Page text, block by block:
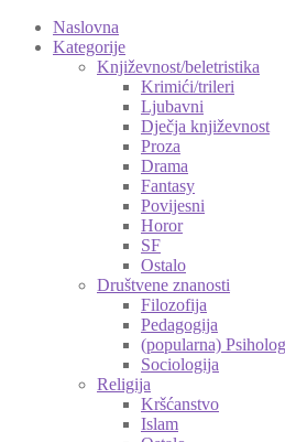
Naslovna
Kategorije
Književnost/beletristika
Krimići/trileri
Ljubavni
Dječja književnost
Proza
Drama
Fantasy
Povijesni
Horor
SF
Ostalo
Društvene znanosti
Filozofija
Pedagogija
(popularna)
Sociologija
Religija
Kršćanstvo
Islam